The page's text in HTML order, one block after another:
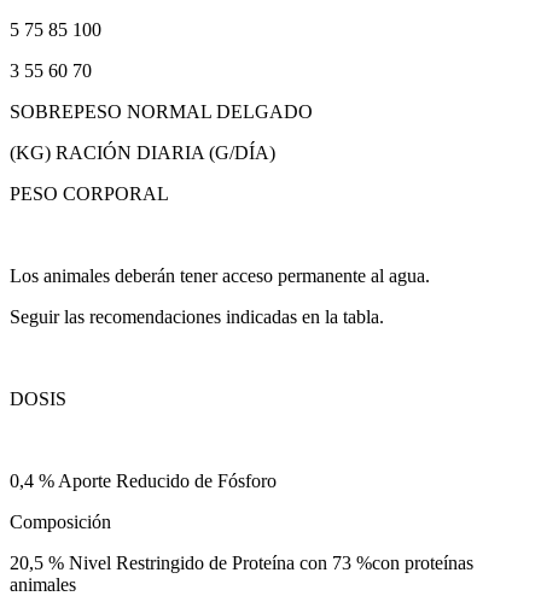
5 75 85 100
3 55 60 70
SOBREPESO NORMAL DELGADO
(KG) RACIÓN DIARIA (G/DÍA)
PESO CORPORAL
Los animales deberán tener acceso permanente al agua.
Seguir las recomendaciones indicadas en la tabla.
DOSIS
0,4 % Aporte Reducido de Fósforo
Composición
20,5 % Nivel Restringido de Proteína con 73 %con proteínas
animales